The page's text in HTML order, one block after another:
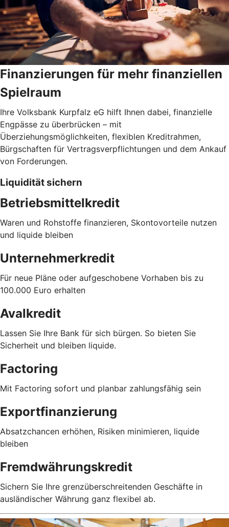
Finanzierungen für mehr finanziellen
Spielraum
Ihre Volksbank Kurpfalz eG hilft Ihnen dabei, finanzielle
Engpässe zu überbrücken – mit
Überziehungsmöglichkeiten, flexiblen Kreditrahmen,
Bürgschaften für Vertragsverpflichtungen und dem Ankauf
von Forderungen.
Liquidität sichern
Betriebsmittelkredit
Waren und Rohstoffe finanzieren, Skontovorteile nutzen
und liquide bleiben
Unternehmerkredit
Für neue Pläne oder aufgeschobene Vorhaben bis zu
100.000 Euro erhalten
Avalkredit
Lassen Sie Ihre Bank für sich bürgen. So bieten Sie
Sicherheit und bleiben liquide.
Factoring
Mit Factoring sofort und planbar zahlungsfähig sein
Exportfinanzierung
Absatzchancen erhöhen, Risiken minimieren, liquide
bleiben
Fremdwährungskredit
Sichern Sie Ihre grenzüberschreitenden Geschäfte in
ausländischer Währung ganz flexibel ab.